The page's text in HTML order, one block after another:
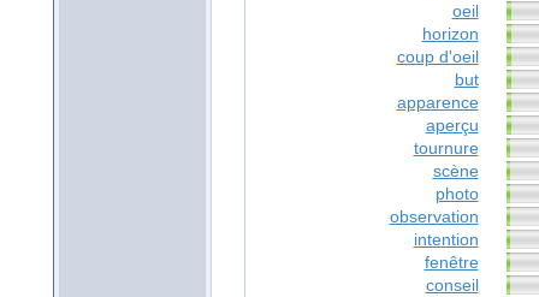
oeil
horizon
coup d'oeil
but
apparence
aperçu
tournure
scène
photo
observation
intention
fenêtre
conseil